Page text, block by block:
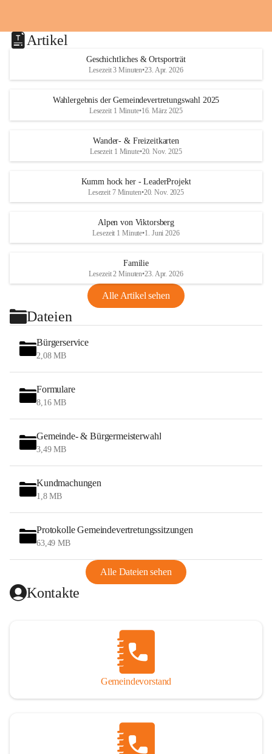
Artikel
Geschichtliches & Ortsporträt
Lesezeit 3 Minuten•23. Apr. 2026
Wahlergebnis der Gemeindevertretungswahl 2025
Lesezeit 1 Minute•16. März 2025
Wander- & Freizeitkarten
Lesezeit 1 Minute•20. Nov. 2025
Kumm hock her - LeaderProjekt
Lesezeit 7 Minuten•20. Nov. 2025
Alpen von Viktorsberg
Lesezeit 1 Minute•1. Juni 2026
Familie
Lesezeit 2 Minuten•23. Apr. 2026
Alle Artikel sehen
Dateien
Bürgerservice
2,08 MB
Formulare
8,16 MB
Gemeinde- & Bürgermeisterwahl
3,49 MB
Kundmachungen
1,8 MB
Protokolle Gemeindevertretungssitzungen
63,49 MB
Alle Dateien sehen
Kontakte
Gemeindevorstand